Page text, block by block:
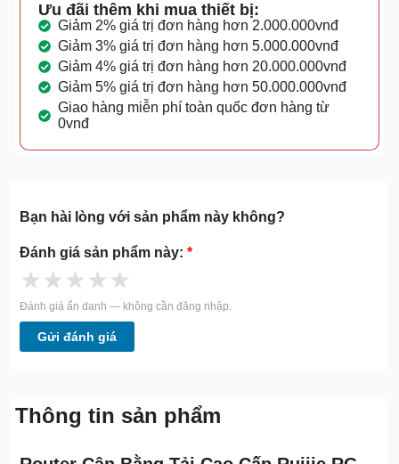
Ưu đãi thêm khi mua thiết bị:
Giảm 2% giá trị đơn hàng hơn 2.000.000vnđ
Giảm 3% giá trị đơn hàng hơn 5.000.000vnđ
Giảm 4% giá trị đơn hàng hơn 20.000.000vnđ
Giảm 5% giá trị đơn hàng hơn 50.000.000vnđ
Giao hàng miễn phí toàn quốc đơn hàng từ
0vnđ
Thông tin sản phẩm
Bạn hài lòng với sản phẩm này không?
Đánh giá sản phẩm này:*
★★★★★
Đánh giá ẩn danh — không cần đăng nhập.
Gửi đánh giá